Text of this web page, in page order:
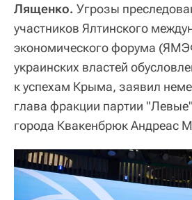
Лященко. Угрозы
участников Ялтинского
экономического форума
украинских властей
к успехам Крыма, заявил
глава фракции партии
города Квакенбрюк Андреас